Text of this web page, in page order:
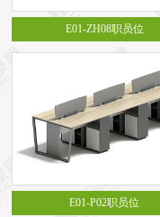
E01-ZH08职员位
E01-P02职员位